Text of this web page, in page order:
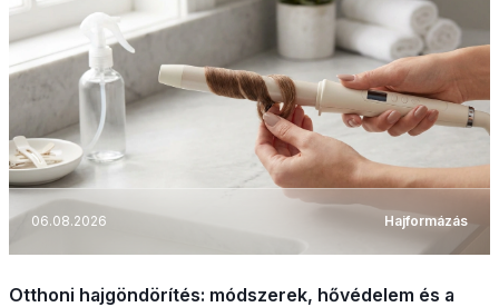
06.08.2026 Hajformázás
Otthoni hajgöndörítés: módszerek, hővédelem és a